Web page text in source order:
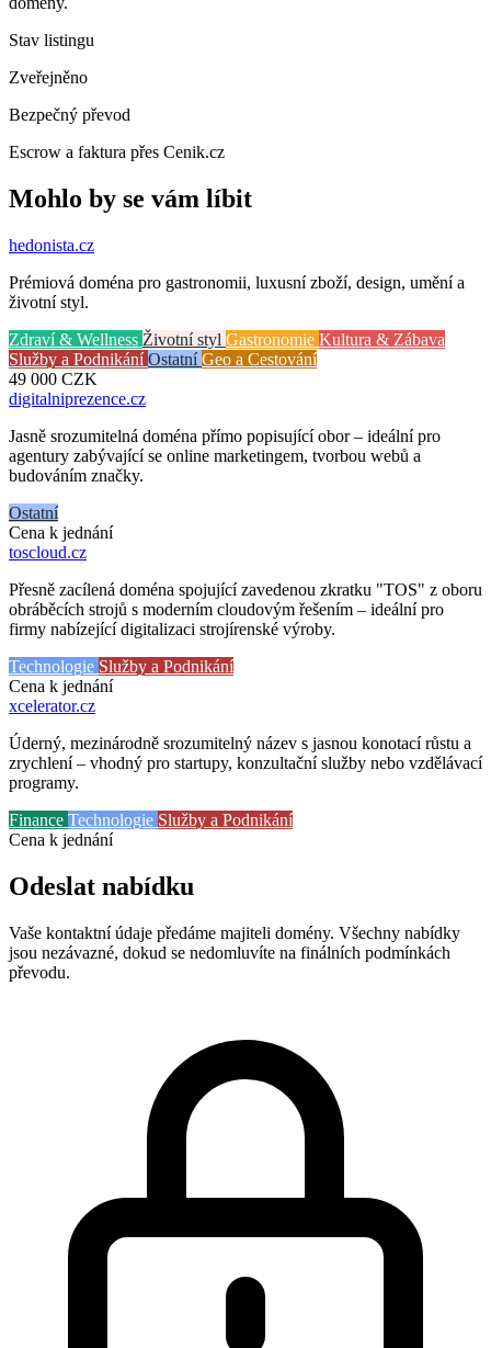
Stav listingu
Zveřejněno
Bezpečný převod
Escrow a faktura přes Cenik.cz
Mohlo by se vám líbit
hedonista.cz
Prémiová doména pro gastronomii, luxusní zboží, design, umění a
životní styl.
Zdraví & Wellness Životní styl Gastronomie Kultura & Zábava
Služby a PodnikáníOstatníGeo a Cestování
49 000 CZK
digitalniprezence.cz
Jasně srozumitelná doména přímo popisující obor – ideální pro
agentury zabývající se online marketingem, tvorbou webů a
budováním značky.
Ostatní
Cena k jednání
toscloud.cz
Přesně zacílená doména spojující zavedenou zkratku "TOS" z oboru
obráběcích strojů s moderním cloudovým řešením – ideální pro
firmy nabízející digitalizaci strojírenské výroby.
Technologie Služby a Podnikání
Cena k jednání
xcelerator.cz
Úderný, mezinárodně srozumitelný název s jasnou konotací růstu a
zrychlení – vhodný pro startupy, konzultační služby nebo vzdělávací
programy.
Finance Technologie Služby a Podnikání
Cena k jednání
Odeslat nabídku
Vaše kontaktní údaje předáme majiteli domény. Všechny nabídky
jsou nezávazné, dokud se nedomluvíte na finálních podmínkách
převodu.